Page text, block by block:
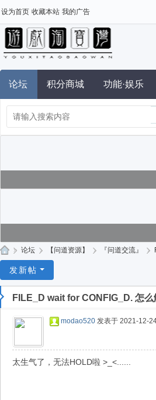
设为首页 收藏本站 我的广告
论坛 积分商城 功能·娱乐
戏
淘
» 论坛 › 【问道资源】 › 『问道交流』 ›
发新帖
FILE_D wait for CONFIG_D. 怎么
modao520 发表于 2021-12-
太生气了，无法HOLD啦 >_<......